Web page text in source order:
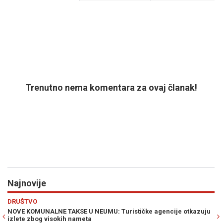
Trenutno nema komentara za ovaj članak!
Najnovije
agencije otkazuju OVO JE 21 BH. GRAD KOJI PRVI DOBIJA LIDL:
iznenađujuće izostavljeno
Previous